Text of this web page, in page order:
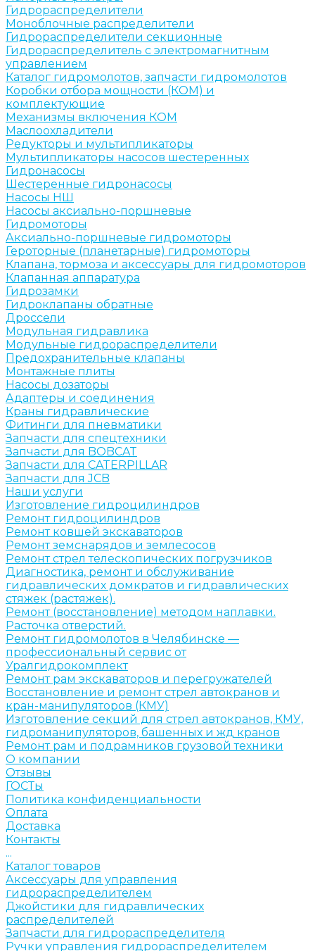
Гидрораспределители
Моноблочные распределители
Гидрораспределители секционные
Гидрораспределитель с электромагнитным
управлением
Каталог гидромолотов, запчасти гидромолотов
Коробки отбора мощности (КОМ) и
комплектующие
Механизмы включения КОМ
Маслоохладители
Редукторы и мультипликаторы
Мультипликаторы насосов шестеренных
Гидронасосы
Шестеренные гидронасосы
Насосы НШ
Насосы аксиально-поршневые
Гидромоторы
Аксиально-поршневые гидромоторы
Героторные (планетарные) гидромоторы
Клапана, тормоза и аксессуары для гидромоторов
Клапанная аппаратура
Гидрозамки
Гидроклапаны обратные
Дроссели
Модульная гидравлика
Модульные гидрораспределители
Предохранительные клапаны
Монтажные плиты
Насосы дозаторы
Адаптеры и соединения
Краны гидравлические
Фитинги для пневматики
Запчасти для спецтехники
Запчасти для BOBCAT
Запчасти для CATERPILLAR
Запчасти для JCB
Наши услуги
Изготовление гидроцилиндров
Ремонт гидроцилиндров
Ремонт ковшей экскаваторов
Ремонт земснарядов и землесосов
Ремонт стрел телескопических погрузчиков
Диагностика, ремонт и обслуживание
гидравлических домкратов и гидравлических
стяжек (растяжек).
Ремонт (восстановление) методом наплавки.
Расточка отверстий.
Ремонт гидромолотов в Челябинске —
профессиональный сервис от
Уралгидрокомплект
Ремонт рам экскаваторов и перегружателей
Восстановление и ремонт стрел автокранов и
кран-манипуляторов (КМУ)
Изготовление секций для стрел автокранов, КМУ,
гидроманипуляторов, башенных и жд кранов
Ремонт рам и подрамников грузовой техники
О компании
Отзывы
ГОСТы
Политика конфиденциальности
Оплата
Доставка
Контакты
...
Каталог товаров
Аксессуары для управления
гидрораспределителем
Джойстики для гидравлических
распределителей
Запчасти для гидрораспределителя
Ручки управления гидрораспределителем